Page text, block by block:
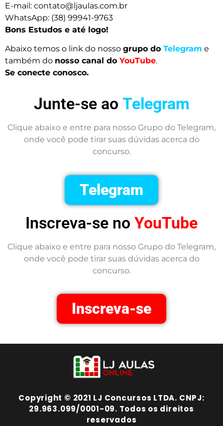
E-mail: contato@ljaulas.com.br
WhatsApp: (38) 99941-9763
Bons Estudos e até logo!
Abaixo temos o link do nosso grupo do Telegram e
também do nosso canal do YouTube.
Se conecte conosco.
Junte-se ao Telegram
Clique abaixo e entre para nosso Grupo do Telegram,
onde você pode tirar suas dúvidas acerca do
concurso.
Telegram
Inscreva-se no YouTube
Clique abaixo e entre para nosso Grupo do Telegram,
onde você pode tirar suas dúvidas acerca do
concurso.
Inscreva-se
Copyright © 2021 LJ Concursos LTDA. CNPJ:
29.963.099/0001-09. Todos os direitos
reservados